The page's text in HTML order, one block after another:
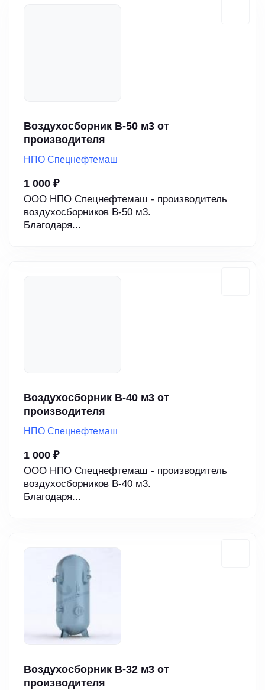
Воздухосборник В-50 м3 от
производителя
НПО Спецнефтемаш
1 000 ₽
ООО НПО Спецнефтемаш - производитель
воздухосборников В-50 м3.
Благодаря...
Воздухосборник В-40 м3 от
производителя
НПО Спецнефтемаш
1 000 ₽
ООО НПО Спецнефтемаш - производитель
воздухосборников В-40 м3.
Благодаря...
Воздухосборник В-32 м3 от
производителя